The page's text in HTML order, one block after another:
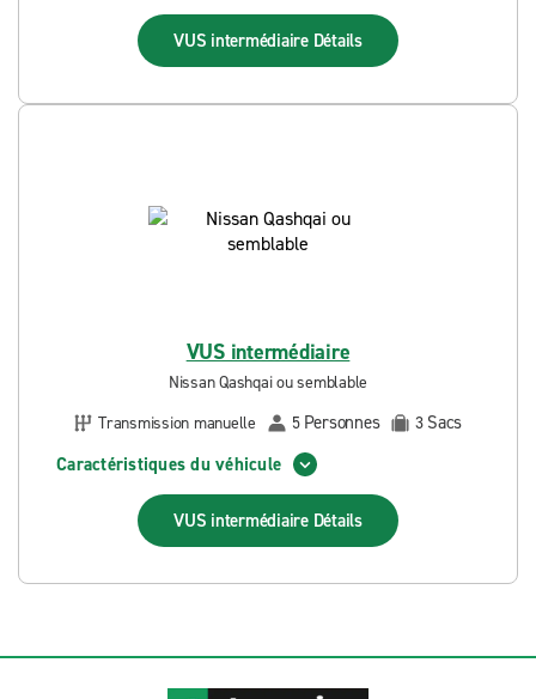
VUS intermédiaire Détails
VUS intermédiaire
Nissan Qashqai ou semblable
Transmission manuelle
5 Personnes 3 Sacs
Caractéristiques du véhicule
VUS intermédiaire Détails